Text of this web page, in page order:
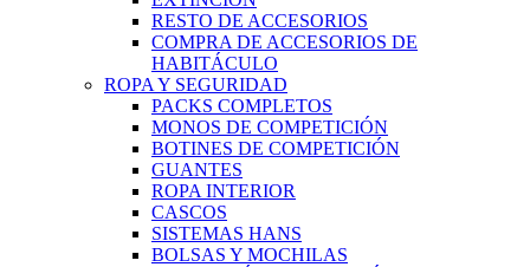
RESTO DE ACCESORIOS
COMPRA DE ACCESORIOS DE
HABITÁCULO
ROPA Y SEGURIDAD
PACKS COMPLETOS
MONOS DE COMPETICIÓN
BOTINES DE COMPETICIÓN
GUANTES
ROPA INTERIOR
CASCOS
SISTEMAS HANS
BOLSAS Y MOCHILAS